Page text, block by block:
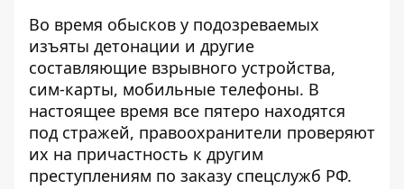
Во время обысков у подозреваемых
изъяты детонации и другие
составляющие взрывного устройства,
сим-карты, мобильные телефоны. В
настоящее время все пятеро находятся
под стражей, правоохранители проверяют
их на причастность к другим
преступлениям по заказу спецслужб РФ.